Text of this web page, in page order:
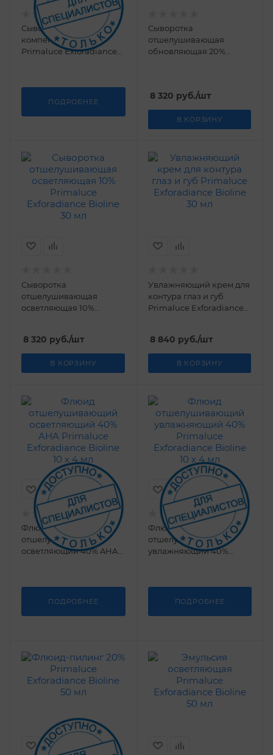
Сыворотка
компенсирующая
Primaluce Exforadiance
ПОДРОБНЕЕ
Сыворотка
отшелушивающая
обновляющая 20%
8 320 руб./шт
В КОРЗИНУ
Сыворотка
отшелушивающая
осветляющая 10%
8 320 руб./шт
В КОРЗИНУ
Увлажняющий крем для
контура глаз и губ
Primaluce Exforadiance
8 840 руб./шт
В КОРЗИНУ
Флюид
отшелушивающий
осветляющий 40% AHA
ПОДРОБНЕЕ
Флюид
отшелушивающий
увлажняющий 40%
ПОДРОБНЕЕ